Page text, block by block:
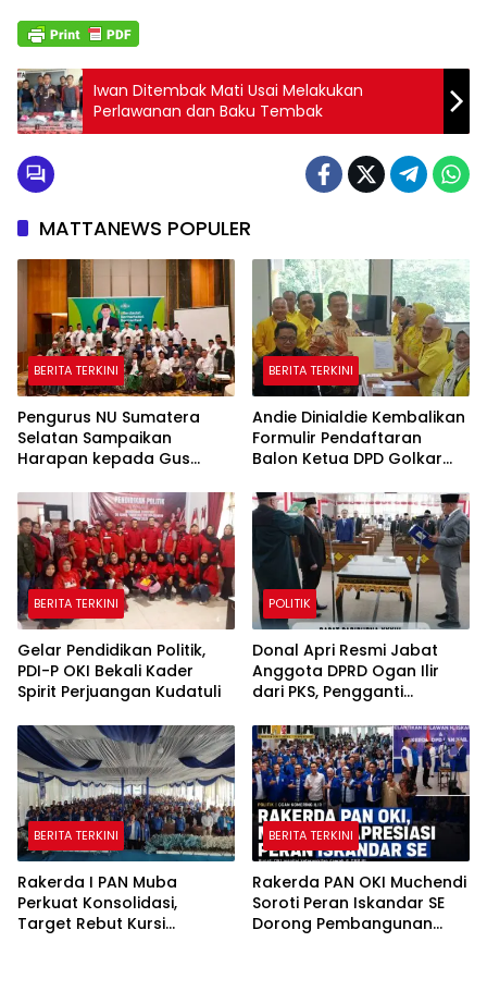
Iwan Ditembak Mati Usai Melakukan
Perlawanan dan Baku Tembak
MATTANEWS POPULER
BERITA TERKINI
Pengurus NU Sumatera
Selatan Sampaikan
Harapan kepada Gus
Pesantren
BERITA TERKINI
Andie Dinialdie Kembalikan
Formulir Pendaftaran
Balon Ketua DPD Golkar
BERITA TERKINI
Gelar Pendidikan Politik,
PDI-P OKI Bekali Kader
Spirit Perjuangan Kudatuli
POLITIK
Donal Apri Resmi Jabat
Anggota DPRD Ogan Ilir
dari PKS, Pengganti
Meninggal Dunia
BERITA TERKINI
Rakerda I PAN Muba
Perkuat Konsolidasi,
Target Rebut Kursi
BERITA TERKINI
Rakerda PAN OKI Muchendi
Soroti Peran Iskandar SE
Dorong Pembangunan